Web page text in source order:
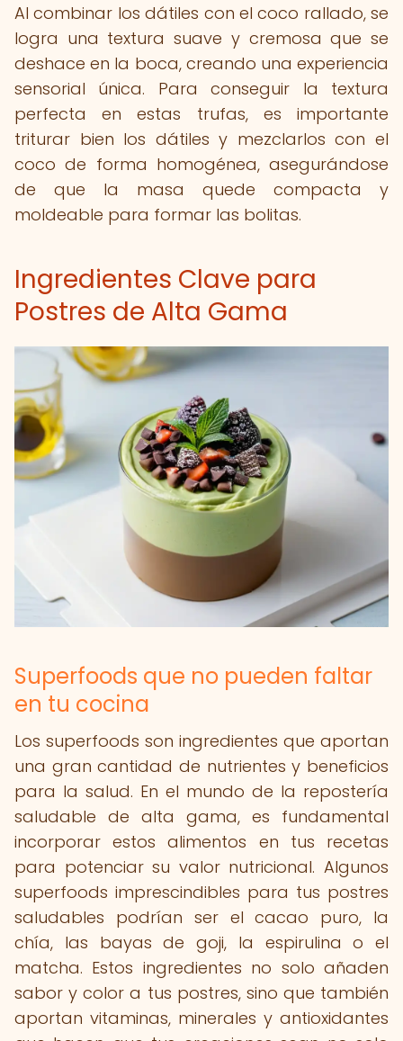
Al combinar los dátiles con el coco rallado, se
logra una textura suave y cremosa que se
deshace en la boca, creando una experiencia
sensorial única. Para conseguir la textura
perfecta en estas trufas, es importante
triturar bien los dátiles y mezclarlos con el
coco de forma homogénea, asegurándose
de que la masa quede compacta y
moldeable para formar las bolitas.
Ingredientes Clave para
Postres de Alta Gama
Superfoods que no pueden faltar
en tu cocina
Los superfoods son ingredientes que aportan
una gran cantidad de nutrientes y beneficios
para la salud. En el mundo de la repostería
saludable de alta gama, es fundamental
incorporar estos alimentos en tus recetas
para potenciar su valor nutricional. Algunos
superfoods imprescindibles para tus postres
saludables podrían ser el cacao puro, la
chía, las bayas de goji, la espirulina o el
matcha. Estos ingredientes no solo añaden
sabor y color a tus postres, sino que también
aportan vitaminas, minerales y antioxidantes